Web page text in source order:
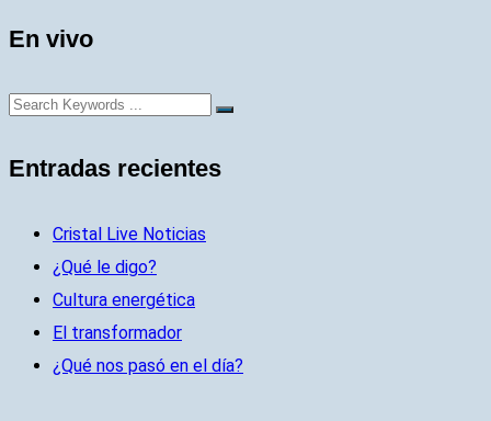
En vivo
Entradas recientes
Cristal Live Noticias
¿Qué le digo?
Cultura energética
El transformador
¿Qué nos pasó en el día?